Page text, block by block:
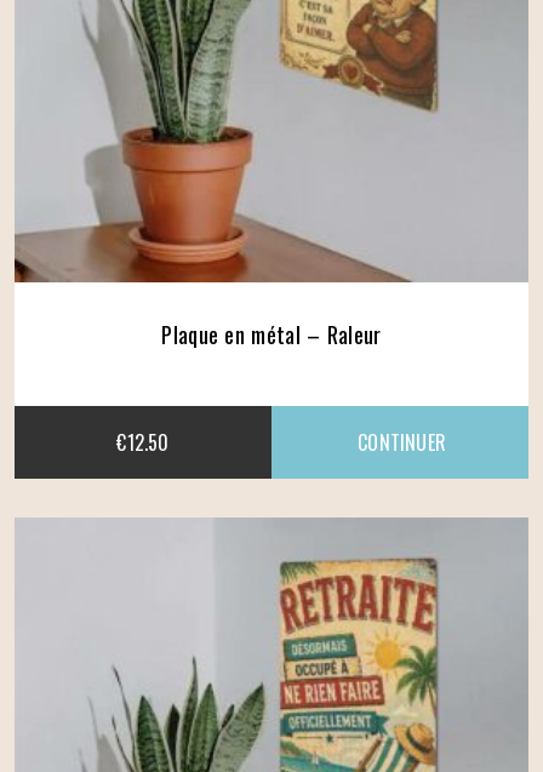
Plaque en métal – Raleur
€12.50